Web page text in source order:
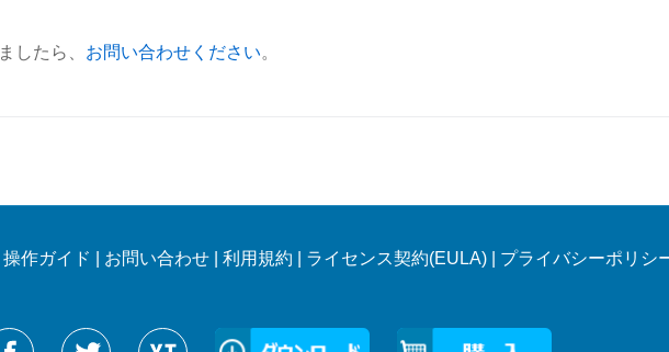
したら、 お問い合わせください。
操作ガイド お問い合わせ| 利用規約 ライセンス契約(EULA)| プライバシーポリシ